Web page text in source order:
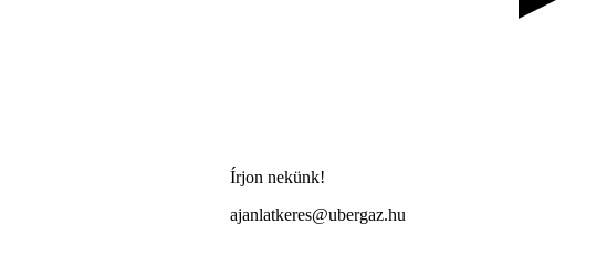
Írjon nekünk!
ajanlatkeres@ubergaz.hu